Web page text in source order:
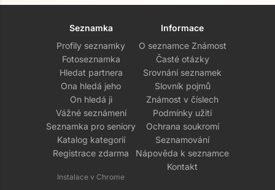
Přejít na hlavní obsah
Seznamka
Profily seznamky
Fotoseznamka
Hledat partnera
Ona hledá jeho
On hledá ji
Vážné seznámení
Seznamka pro seniory
Katalog kategorií
Registrace zdarma
Instalace v Chrome
Informace
O seznamce Známost
Časté otázky
Srovnání seznamek
Slovník pojmů
Známost v číslech
Podmínky užití
Ochrana soukromí
Seznamování
Nápověda k seznamce
Kontakt